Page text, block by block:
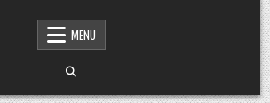
MENU